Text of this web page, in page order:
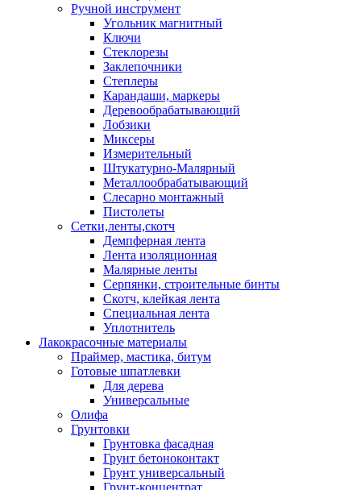
Ручной инструмент
Угольник магнитный
Ключи
Стеклорезы
Заклепочники
Степлеры
Карандаши, маркеры
Деревообрабатывающий
Лобзики
Миксеры
Измерительный
Штукатурно-Малярный
Металлообрабатывающий
Слесарно монтажный
Пистолеты
Сетки,ленты,скотч
Демпферная лента
Лента изоляционная
Малярные ленты
Серпянки, строительные бинты
Скотч, клейкая лента
Специальная лента
Уплотнитель
Лакокрасочные материалы
Праймер, мастика, битум
Готовые шпатлевки
Для дерева
Универсальные
Олифа
Грунтовки
Грунтовка фасадная
Грунт бетоноконтакт
Грунт универсальный